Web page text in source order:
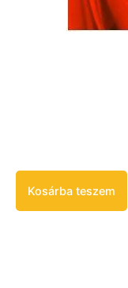
Kosárba teszem